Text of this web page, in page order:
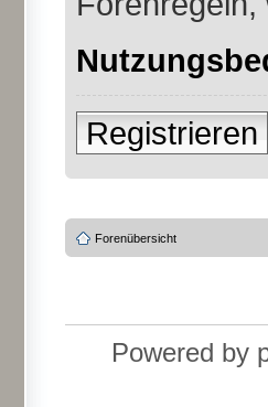
Registrieren
Forenübersicht
Powered by